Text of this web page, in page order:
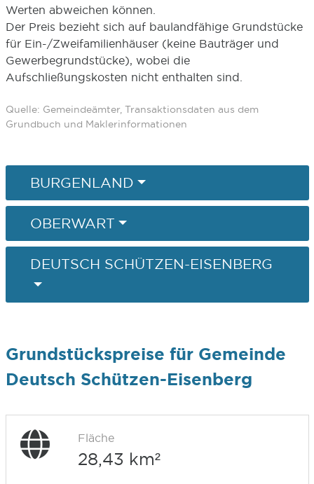
Werten abweichen können.
Der Preis bezieht sich auf baulandfähige Grundstücke
für Ein-/Zweifamilienhäuser (keine Bauträger und
Gewerbegrundstücke), wobei die
Aufschließungskosten nicht enthalten sind.
Quelle: Gemeindeämter, Transaktionsdaten aus dem
Grundbuch und Maklerinformationen
BURGENLAND
OBERWART
DEUTSCH SCHÜTZEN-EISENBERG
Grundstückspreise für Gemeinde
Deutsch Schützen-Eisenberg
Fläche
28,43 km²